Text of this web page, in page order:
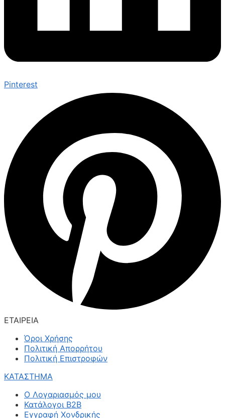
Pinterest
ΕΤΑΙΡΕΙΑ
Όροι Χρήσης
Πολιτική Απορρήτου
Πολιτική Επιστροφών
ΚΑΤΑΣΤΗΜΑ
Ο Λογαριασμός μου
Κατάλογοι B2B
Εγγραφή Χονδρικής